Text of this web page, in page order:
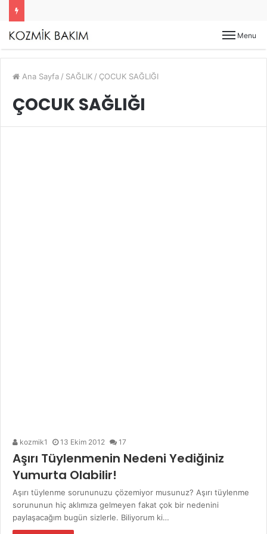
Menu
Ana Sayfa / SAĞLIK / ÇOCUK SAĞLIĞI
ÇOCUK SAĞLIĞI
kozmik1 13 Ekim 2012 17
Aşırı Tüylenmenin Nedeni Yediğiniz
Yumurta Olabilir!
Aşırı tüylenme sorununuzu çözemiyor musunuz? Aşırı tüylenme
sorununun hiç aklımıza gelmeyen fakat çok bir nedenini
paylaşacağım bugün sizlerle. Biliyorum ki…